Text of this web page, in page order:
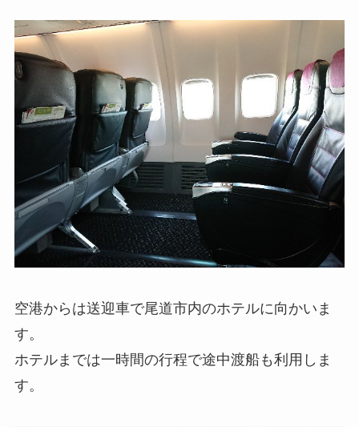
空港からは送迎車で尾道市内のホテルに向かいま
す。
ホテルまでは一時間の行程で途中渡船も利用しま
す。